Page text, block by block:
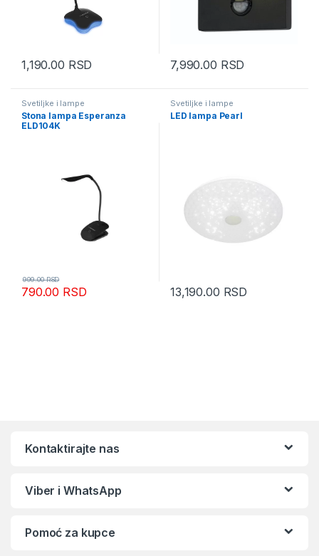
1,190.00 RSD 7,990.00 RSD
Svetiljke i lampe
Stona lampa Esperanza
ELD104K
790.00 RSD
999.00RSD
Svetiljke i lampe
LED lampa Pearl
13,190.00 RSD
Kontaktirajte nas
Viber i WhatsApp
Pomoć za kupce